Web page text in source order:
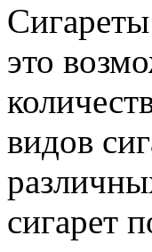
это
видов
сигарет